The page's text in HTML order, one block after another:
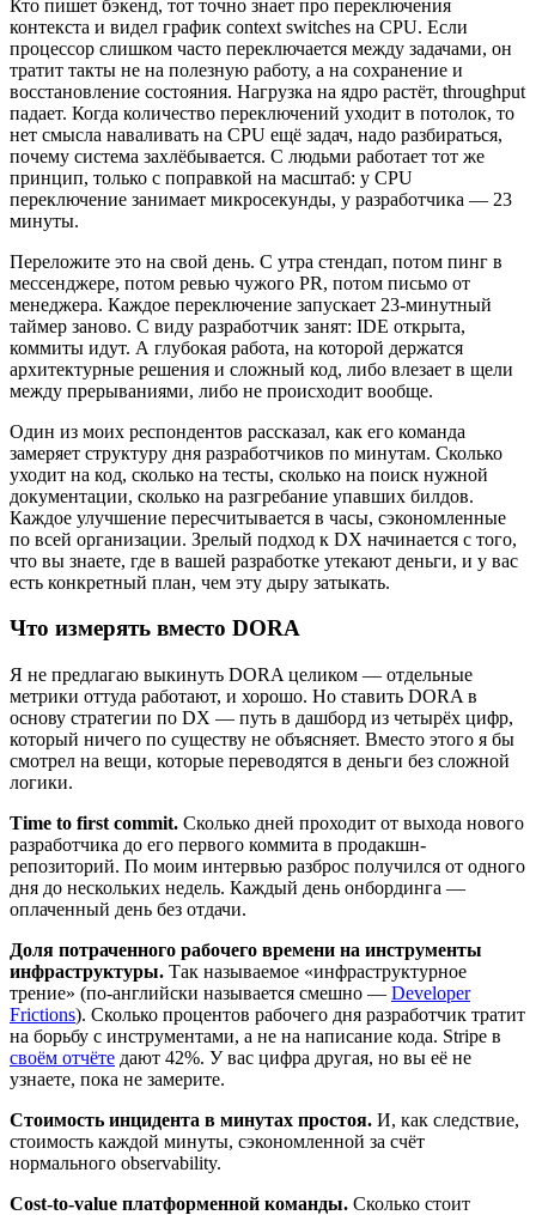
Кто пишет бэкенд, тот точно знает про переключения
контекста и видел график context switches на CPU. Если
процессор слишком часто переключается между задачами, он
тратит такты не на полезную работу, а на сохранение и
восстановление состояния. Нагрузка на ядро растёт, throughput
падает. Когда количество переключений уходит в потолок, то
нет смысла наваливать на CPU ещё задач, надо разбираться,
почему система захлёбывается. С людьми работает тот же
принцип, только с поправкой на масштаб: у CPU
переключение занимает микросекунды, у разработчика — 23
минуты.
Переложите это на свой день. С утра стендап, потом пинг в
мессенджере, потом ревью чужого PR, потом письмо от
менеджера. Каждое переключение запускает 23-минутный
таймер заново. С виду разработчик занят: IDE открыта,
коммиты идут. А глубокая работа, на которой держатся
архитектурные решения и сложный код, либо влезает в щели
между прерываниями, либо не происходит вообще.
Один из моих респондентов рассказал, как его команда
замеряет структуру дня разработчиков по минутам. Сколько
уходит на код, сколько на тесты, сколько на поиск нужной
документации, сколько на разгребание упавших билдов.
Каждое улучшение пересчитывается в часы, сэкономленные
по всей организации. Зрелый подход к DX начинается с того,
что вы знаете, где в вашей разработке утекают деньги, и у вас
есть конкретный план, чем эту дыру затыкать.
Что измерять вместо DORA
Я не предлагаю выкинуть DORA целиком — отдельные
метрики оттуда работают, и хорошо. Но ставить DORA в
основу стратегии по DX — путь в дашборд из четырёх цифр,
который ничего по существу не объясняет. Вместо этого я бы
смотрел на вещи, которые переводятся в деньги без сложной
логики.
Time to first commit. Сколько дней проходит от выхода нового
разработчика до его первого коммита в продакшн-
репозиторий. По моим интервью разброс получился от одного
дня до нескольких недель. Каждый день онбординга —
оплаченный день без отдачи.
Доля потраченного рабочего времени на инструменты
инфраструктуры. Так называемое «инфраструктурное
трение» (по-английски называется смешно — Developer
Frictions). Сколько процентов рабочего дня разработчик тратит
на борьбу с инструментами, а не на написание кода. Stripe в
своём отчёте дают 42%. У вас цифра другая, но вы её не
узнаете, пока не замерите.
Стоимость инцидента в минутах простоя. И, как следствие,
стоимость каждой минуты, сэкономленной за счёт
нормального observability.
Cost-to-value платформенной команды. Сколько стоит